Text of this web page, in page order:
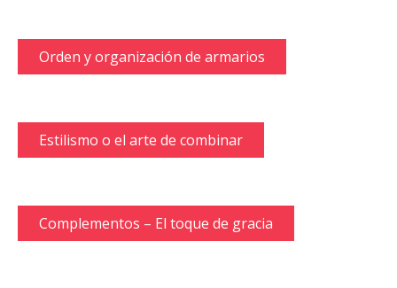
Orden y organización de armarios
Estilismo o el arte de combinar
Complementos – El toque de gracia